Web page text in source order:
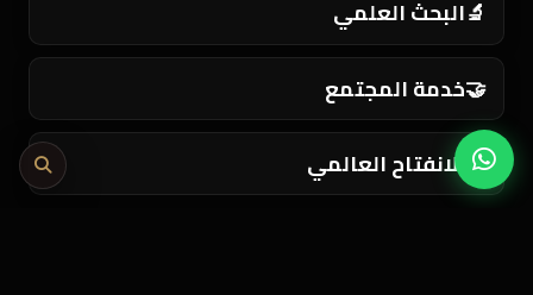
🔬 البحث العلمي
🤝خدمة المجتمع
🌍 الانفتاح العالمي